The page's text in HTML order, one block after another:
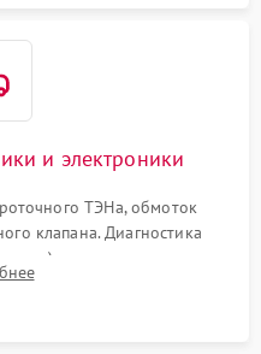
и электроники
ТЭНа, обмоток
клапана. Диагностика
воды), датчика мутности,
модуля управления.